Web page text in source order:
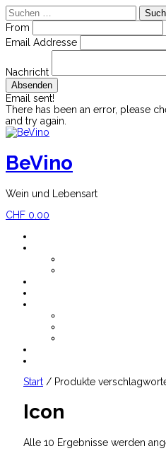
Suchen
nach:
From
Email Addresse
Nachricht
Email sent!
There has been an error, please
and try again.
Skip
content
BeVino
Wein und Lebensart
CHF 0.00
Start / Produkte
Icon
Alle 10 Ergebnisse werden